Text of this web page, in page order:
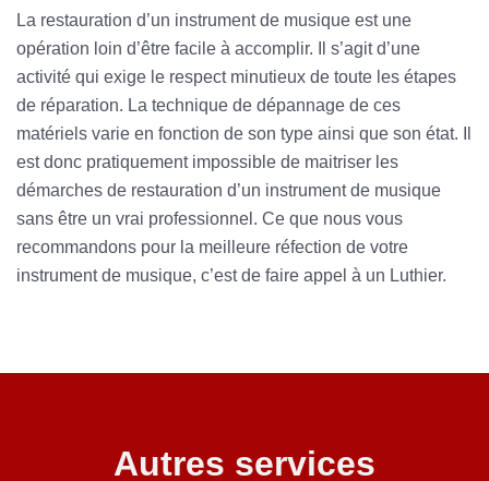
La restauration d’un instrument de musique est une
opération loin d’être facile à accomplir. Il s’agit d’une
activité qui exige le respect minutieux de toute les étapes
de réparation. La technique de dépannage de ces
matériels varie en fonction de son type ainsi que son état. Il
est donc pratiquement impossible de maitriser les
démarches de restauration d’un instrument de musique
sans être un vrai professionnel. Ce que nous vous
recommandons pour la meilleure réfection de votre
instrument de musique, c’est de faire appel à un Luthier.
Autres services